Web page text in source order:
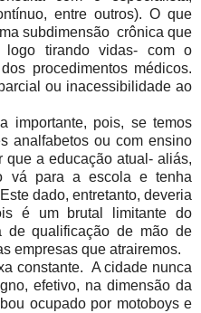
entre outros). O que
subdimensão crônica que
tirando vidas- com o
procedimentos médicos.
ou inacessibilidade ao
importante, pois, se temos
analfabetos ou com ensino
que a educação atual- aliás,
vá para a escola e tenha
dado, entretanto, deveria
é um brutal limitante do
de qualificação de mão de
empresas que atrairemos.
constante. A cidade nunca
efetivo, na dimensão da
ocupado por motoboys e